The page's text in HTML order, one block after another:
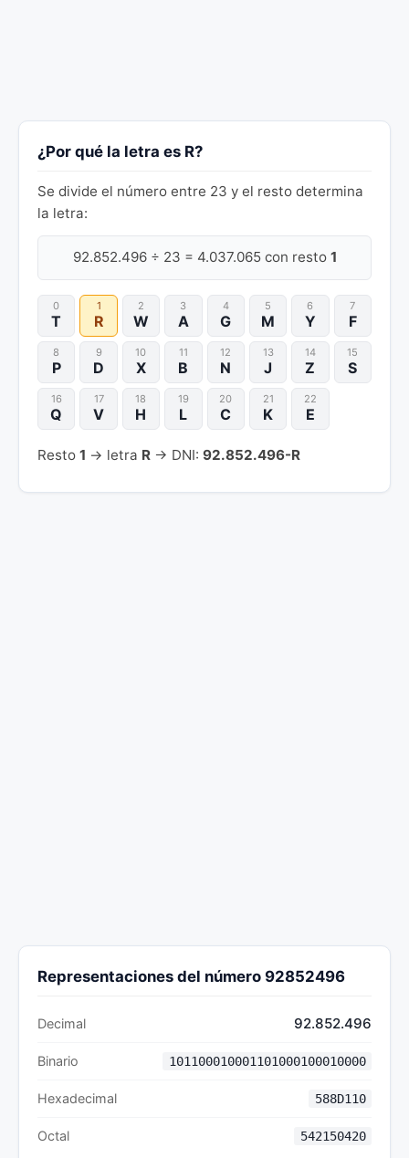
¿Por qué la letra es R?
Se divide el número entre 23 y el resto determina
la letra:
92.852.496 ÷ 23 = 4.037.065 con resto 1
0
T
1
R
2
W
3
A
4
G
5
M
6
Y
7
F
8
P
9
D
10
X
11
B
12
N
13
J
14
Z
15
S
16
Q
17
V
18
H
19
L
20
C
21
K
22
E
Resto 1 → letra R → DNI: 92.852.496-R
Representaciones del número 92852496
Decimal 92.852.496
Binario 101100010001101000100010000
Hexadecimal 588D110
Octal 542150420